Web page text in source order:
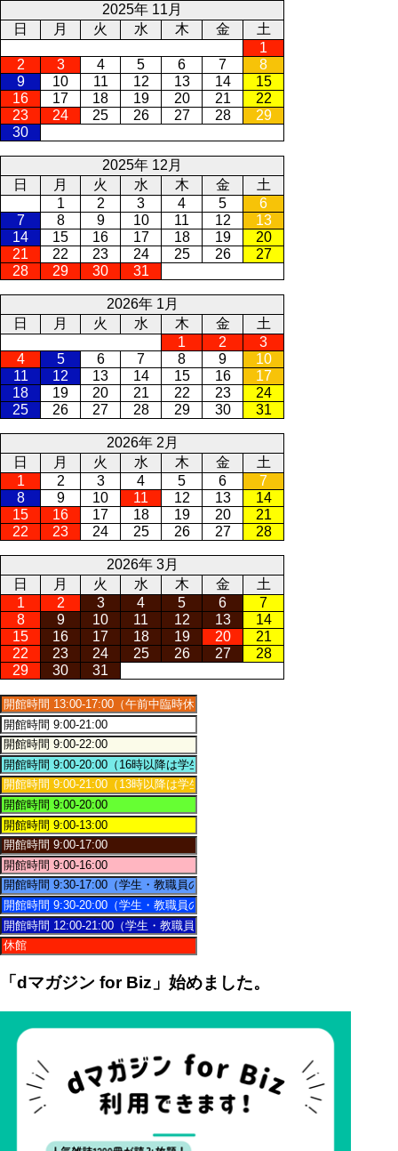
2025年 11月
日
月 火 水 木 金
土
1
2
3 4 5 6 7
8
9
10 11 12 13 14
15
16
17 18 19 20 21
22
23
24 25 26 27 28
29
30
2025年 12月
日
月 火 水 木 金
土
1
2 3 4 5
6
7
8 9 10 11 12
13
14
15 16 17 18 19
20
21
22 23 24 25 26
27
28
29 30 31
2026年 1月
日
月 火 水 木 金
土
1
2
3
4
5 6 7 8 9
10
11
12 13 14 15 16
17
18
19 20 21 22 23
24
25
26 27 28 29 30 31
2026年 2月
日
月 火 水 木 金
土
1
2 3 4 5 6
7
8
9 10 11 12 13
14
15
16 17 18 19 20
21
22
23 24 25 26 27 28
2026年 3月
日
月 火 水 木 金
土
1
2 3 4 5 6
7
8
9 10 11 12 13
14
15
16 17 18 19 20
21
22
23 24 25 26 27
28
29
30 31
「dマガジン for Biz」始めました。